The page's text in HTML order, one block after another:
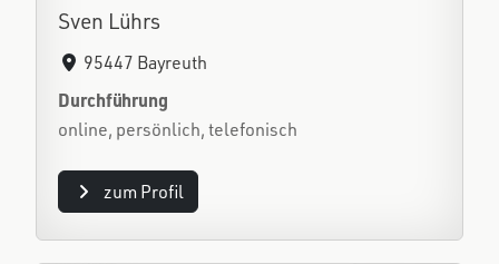
Sven Lührs
95447 Bayreuth
Durchführung
online, persönlich, telefonisch
zum Profil